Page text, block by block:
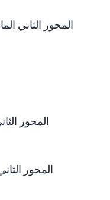
المحور الثاني الماء في
المحور
المحور الثاني